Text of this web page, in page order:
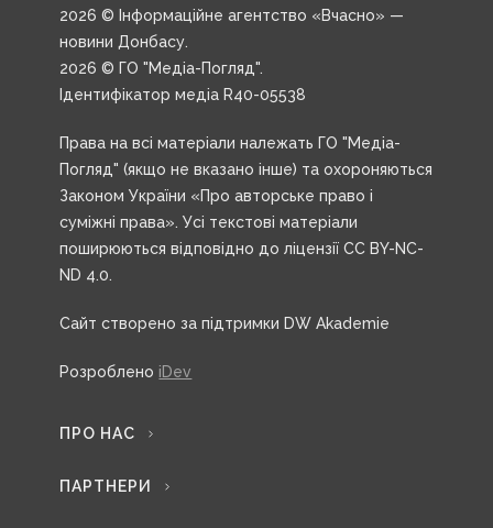
2026 © Інформаційне агентство «Вчасно» —
новини Донбасу.
2026 © ГО "Медіа-Погляд".
Ідентифікатор медіа R40-05538
Права на всі матеріали належать ГО "Медіа-
Погляд" (якщо не вказано інше) та охороняються
Законом України «Про авторське право і
суміжні права». Усі текстові матеріали
поширюються відповідно до ліцензії CC BY-NC-
ND 4.0.
Сайт створено за підтримки DW Akademie
Розроблено iDev
ПРО НАС
ПАРТНЕРИ